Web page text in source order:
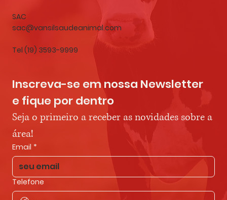
SAC
sac@vansilsaudeanimal.com
Tel (19) 3593-9999
Inscreva-se em nossa Newsletter
e fique por dentro
Seja o primeiro a receber as novidades sobre a
área!
Email *
Telefone